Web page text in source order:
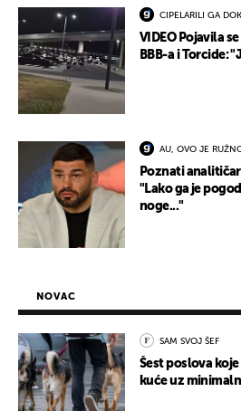
CIPELARILI GA
VIDEO Pojavila
BBB-a i Torcide:
AU, OVO JE
Poznati
"Lako ga je
noge..."
NOVAC
SAM SVOJ ŠEF
Šest poslova
kuće uz